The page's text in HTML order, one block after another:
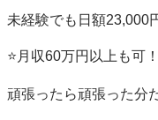
未経験でも日額23,000
⭐️月収60万円以上も可！
頑張ったら頑張った分